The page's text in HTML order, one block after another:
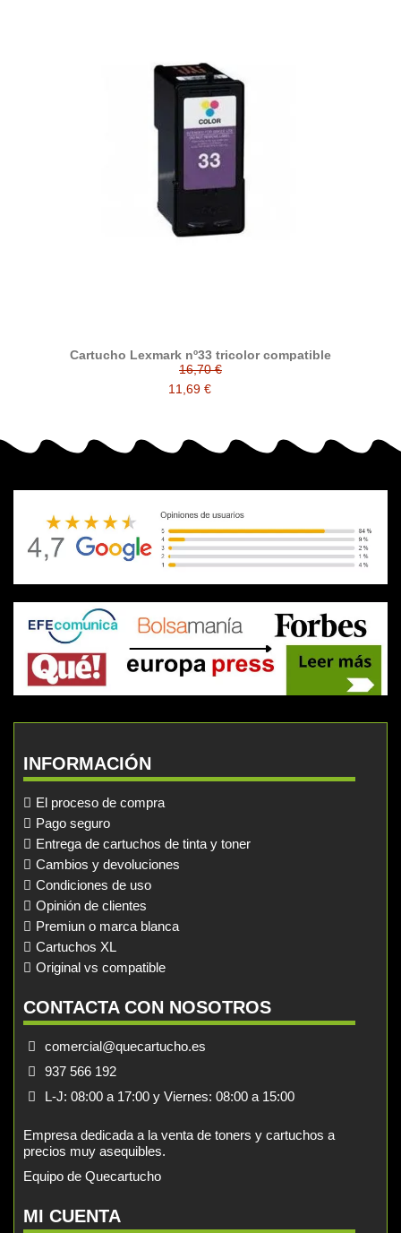
Cartucho Lexmark nº33 tricolor compatible
16,70 €
11,69 €
INFORMACIÓN
El proceso de compra
Pago seguro
Entrega de cartuchos de tinta y toner
Cambios y devoluciones
Condiciones de uso
Opinión de clientes
Premiun o marca blanca
Cartuchos XL
Original vs compatible
CONTACTA CON NOSOTROS
comercial@quecartucho.es
937 566 192
L-J: 08:00 a 17:00 y Viernes: 08:00 a 15:00
Empresa dedicada a la venta de toners y cartuchos a
precios muy asequibles.
Equipo de Quecartucho
MI CUENTA